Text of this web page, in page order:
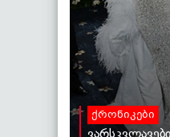
ქრონიკები